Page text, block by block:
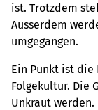
ist. Trotzdem
Ausserdem
umgegangen.
Ein Punkt ist
Folgekultur. Die
Unkraut werden.